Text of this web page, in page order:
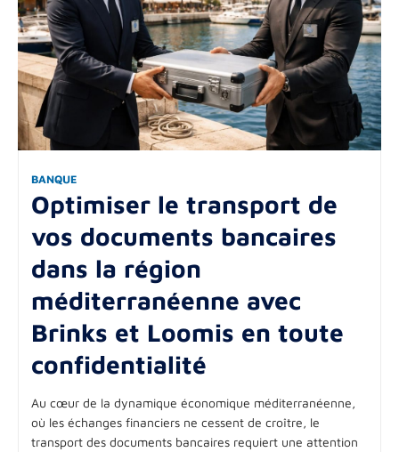
BANQUE
Optimiser le transport de
vos documents bancaires
dans la région
méditerranéenne avec
Brinks et Loomis en toute
confidentialité
Au cœur de la dynamique économique méditerranéenne,
où les échanges financiers ne cessent de croître, le
transport des documents bancaires requiert une attention